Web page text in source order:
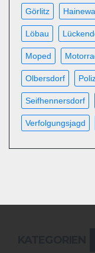
Görlitz
Löbau
Moped
Olbersdorf
Seifhennersdorf
Verfolgungsjagd